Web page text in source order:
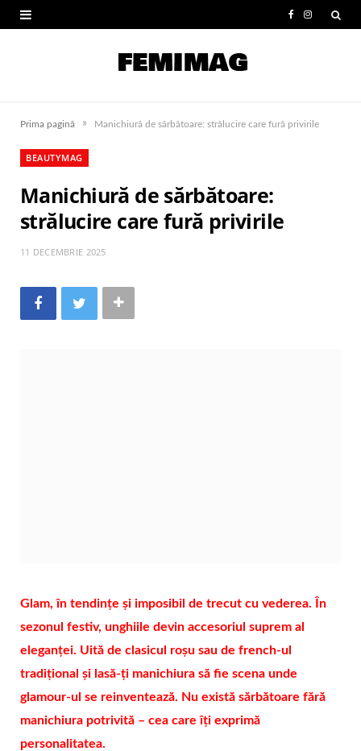
e
b
I
t
a
Prima pagină » Manichiură de sărbătoare: strălucire care fură privirile
BEAUTYMAG
Manichiură de sărbătoare:
strălucire care fură privirile
11 DECEMBRIE 2025
Glam, în tendințe și imposibil de trecut cu vederea. În
sezonul festiv, unghiile devin accesoriul suprem al
eleganței. Uită de clasicul roșu sau de french-ul
tradițional și lasă-ți manichiura să fie scena unde
glamour-ul se reinventează. Nu există sărbătoare fără
manichiura potrivită – cea care îți exprimă
personalitatea.